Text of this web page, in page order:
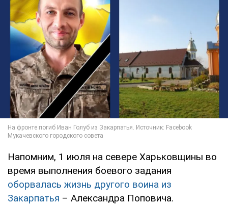
Напомним, 1 июля на севере Харьковщины во
время выполнения боевого задания
оборвалась жизнь другого воина из
Закарпатья – Александра Поповича.